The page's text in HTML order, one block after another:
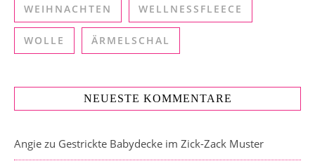
WEIHNACHTEN WELLNESSFLEECE
WOLLE ÄRMELSCHAL
NEUESTE KOMMENTARE
Angie zu Gestrickte Babydecke im Zick-Zack Muster